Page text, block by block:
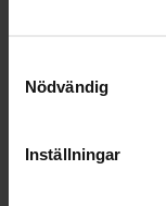
Nödvändig
Inställningar